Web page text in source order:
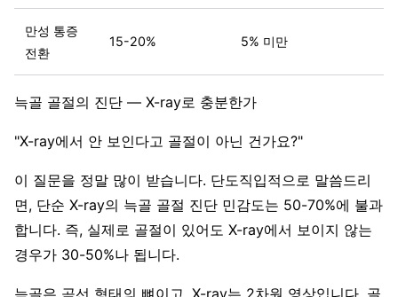
만성 통증
전환
15-20% 5% 미만
늑골 골절의 진단 — X-ray로 충분한가
"X-ray에서 안 보인다고 골절이 아닌 건가요?"
이 질문을 정말 많이 받습니다. 단도직입적으로 말씀드리
면, 단순 X-ray의 늑골 골절 진단 민감도는 50-70%에 불과
합니다. 즉, 실제로 골절이 있어도 X-ray에서 보이지 않는
경우가 30-50%나 됩니다.
늑골은 곡선 형태의 뼈이고, X-ray는 2차원 영상입니다. 골